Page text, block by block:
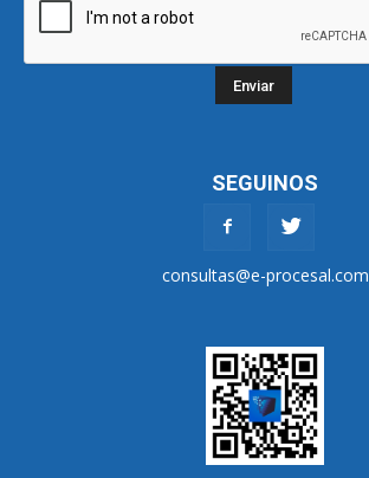
SEGUINOS
consultas@e-procesal.com